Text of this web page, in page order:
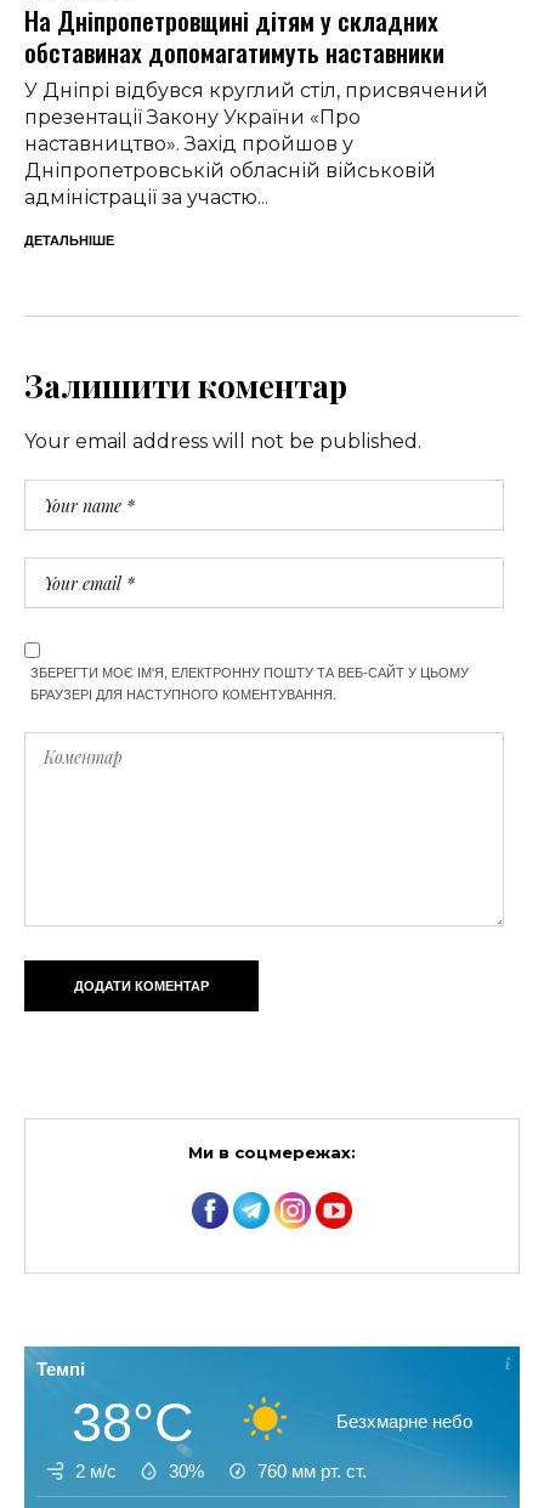
На Дніпропетровщині дітям у складних
обставинах допомагатимуть наставники
У Дніпрі відбувся круглий стіл, присвячений
презентації Закону України «Про
наставництво». Захід пройшов у
Дніпропетровській обласній військовій
адміністрації за участю...
ДЕТАЛЬНІШЕ
Залишити коментар
Your email address will not be published.
ЗБЕРЕГТИ МОЄ ІМ'Я, ЕЛЕКТРОННУ ПОШТУ ТА ВЕБ-САЙТ У ЦЬОМУ
БРАУЗЕРІ ДЛЯ НАСТУПНОГО КОМЕНТУВАННЯ.
Ми в соцмережах:
Темпі
38°C Безхмарне небо
2 м/с 30% 760 мм рт. ст.